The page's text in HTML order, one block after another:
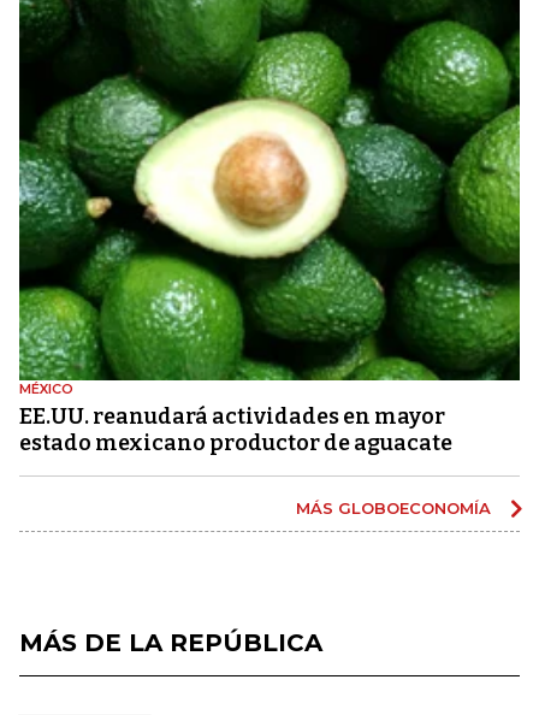
MÉXICO
EE.UU. reanudará actividades en mayor
estado mexicano productor de aguacate
MÁS GLOBOECONOMÍA
MÁS DE LA REPÚBLICA